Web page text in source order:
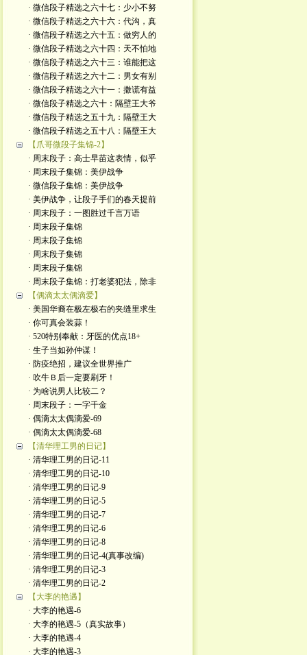
· 微信段子精选之六十七：少小不努
· 微信段子精选之六十六：代沟，真
· 微信段子精选之六十五：做穷人的
· 微信段子精选之六十四：天不怕地
· 微信段子精选之六十三：谁能把这
· 微信段子精选之六十二：男女有别
· 微信段子精选之六十一：撒谎有益
· 微信段子精选之六十：隔壁王大爷
· 微信段子精选之五十九：隔壁王大
· 微信段子精选之五十八：隔壁王大
【爪哥微段子集锦-2】
· 周末段子：高士早苗这表情，似乎
· 周末段子集锦：美伊战争
· 微信段子集锦：美伊战争
· 美伊战争，让段子手们的春天提前
· 周末段子：一图胜过千言万语
· 周末段子集锦
· 周末段子集锦
· 周末段子集锦
· 周末段子集锦
· 周末段子集锦：打老婆犯法，除非
【偶滴太太偶滴爱】
· 美国华裔在极左极右的夹缝里求生
· 你可真会装蒜！
· 520特别奉献：牙医的优点18+
· 生子当如孙仲谋！
· 防疫绝招，建议全世界推广
· 吹牛Ｂ后一定要刷牙！
· 为啥说男人比较二？
· 周末段子：一字千金
· 偶滴太太偶滴爱-69
· 偶滴太太偶滴爱-68
【清华理工男的日记】
· 清华理工男的日记-11
· 清华理工男的日记-10
· 清华理工男的日记-9
· 清华理工男的日记-5
· 清华理工男的日记-7
· 清华理工男的日记-6
· 清华理工男的日记-8
· 清华理工男的日记-4(真事改编)
· 清华理工男的日记-3
· 清华理工男的日记-2
【大李的艳遇】
· 大李的艳遇-6
· 大李的艳遇-5（真实故事）
· 大李的艳遇-4
· 大李的艳遇-3